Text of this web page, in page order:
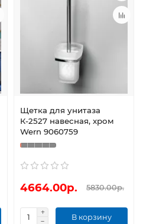
Щетка для унитаза
К-2527 навесная, хром
Wern 9060759
4664.00р. 5830.00р.
В корзину